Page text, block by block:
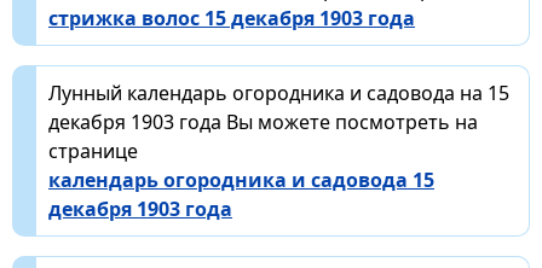
стрижка волос 15 декабря 1903 года
Лунный календарь огородника и садовода на 15
декабря 1903 года Вы можете посмотреть на
странице
календарь огородника и садовода 15
декабря 1903 года